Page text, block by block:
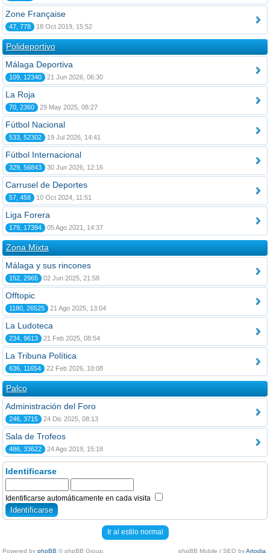
Zone Française
47, 778 18 Oct 2019, 15:52
Polideportivo
Málaga Deportiva
109, 12340 21 Jun 2026, 06:30
La Roja
70, 2360 29 May 2025, 08:27
Fútbol Nacional
533, 52302 19 Jul 2026, 14:41
Fútbol Internacional
329, 56843 30 Jun 2026, 12:16
Carrusel de Deportes
57, 458 10 Oct 2024, 11:51
Liga Forera
179, 17394 05 Ago 2021, 14:37
Zona Mixta
Málaga y sus rincones
152, 2965 02 Jun 2025, 21:58
Offtopic
1180, 26525 21 Ago 2025, 13:04
La Ludoteca
234, 9613 21 Feb 2025, 08:54
La Tribuna Política
636, 11654 22 Feb 2026, 10:08
Palco
Administración del Foro
246, 3715 24 Dic 2025, 08:13
Sala de Trofeos
486, 33622 24 Ago 2019, 15:18
Identificarse
Identificarse automáticamente en cada visita
Ir al estilo normal
Powered by phpBB © phpBB Group. phpBB Mobile / SEO byArtodia